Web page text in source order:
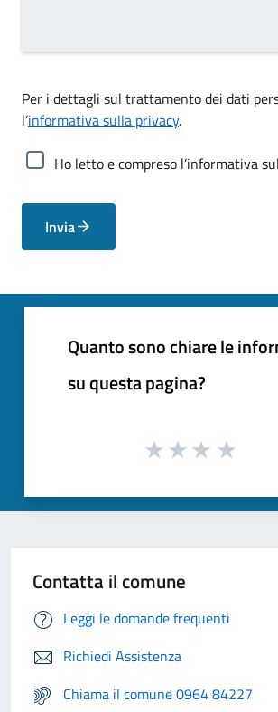
Per i dettagli sul trattamento dei dati
l’informativa sulla privacy.
Ho letto e compreso l’informativa
Invia
Quanto sono chiare le
su questa pagina?
Contatta il comune
Leggi le domande frequenti
Richiedi Assistenza
Chiama il comune 0964 84227